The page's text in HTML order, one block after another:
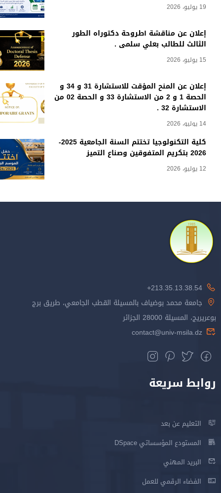
19 يوليو، 2026
إعلان عن مناقشة أطروحة دكتوراه الطور
الثالث للطالب بعلي سلمى .
15 يوليو، 2026
إعلان عن المنح المؤقت للاستشارة 31 و 34 و
الحصة 1 و 2 من الاستشارة 33 و الحصة 02 من
الاستشارة 32 .
14 يوليو، 2026
كلية التكنولوجيا تختتم السنة الجامعية 2025-
2026 بتكريم المتفوقين وصناع التميز
12 يوليو، 2026
213.35.13.38.54+
جامعة محمد بوضياف بالمسيلة القطب الجامعي، طريق برج
بوعريريج، المسيلة 28000 الجزائر
contact@univ-msila.dz
روابط سريعة
التعليم عن بعد
المستودع المؤسساتي DSpace
البريد المهني
الفضاء الرقمي للعمل